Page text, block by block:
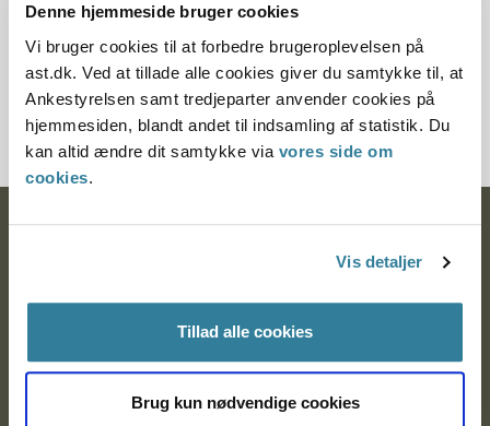
Denne hjemmeside bruger cookies
Vi bruger cookies til at forbedre brugeroplevelsen på
ast.dk. Ved at tillade alle cookies giver du samtykke til, at
Ankestyrelsen samt tredjeparter anvender cookies på
hjemmesiden, blandt andet til indsamling af statistik. Du
kan altid ændre dit samtykke via vores side om
cookies.
Vis detaljer
Tillad alle cookies
Brug kun nødvendige cookies
§ 129 § 123 § 130 § 469
Journalnummer
198640422-31574009886